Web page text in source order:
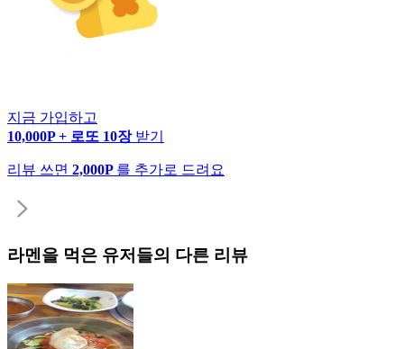
지금 가입하고
10,000P + 로또 10장 받기
리뷰 쓰면 2,000P 를 추가로 드려요
라멘 을 먹은 유저들의 다른 리뷰